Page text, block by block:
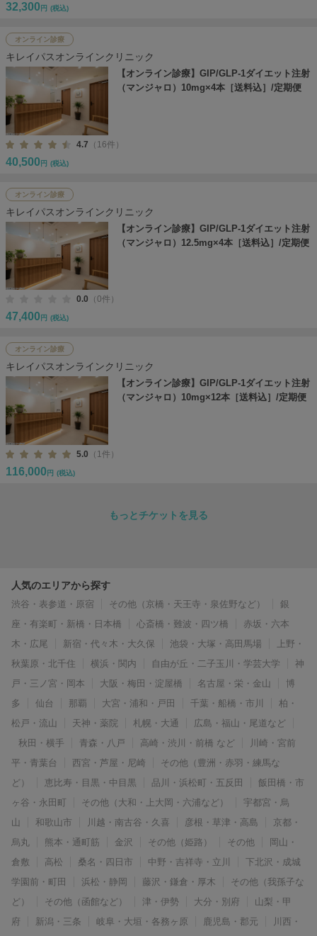
32,300 円 (税込)
オンライン診療
キレイパスオンラインクリニック
【オンライン診療】GIP/GLP-1ダイエット注射
（マンジャロ）10mg×4本［送料込］/定期便
4.7 （16件）
40,500 円 (税込)
オンライン診療
キレイパスオンラインクリニック
【オンライン診療】GIP/GLP-1ダイエット注射
（マンジャロ）12.5mg×4本［送料込］/定期便
0.0 （0件）
47,400 円 (税込)
オンライン診療
キレイパスオンラインクリニック
【オンライン診療】GIP/GLP-1ダイエット注射
（マンジャロ）10mg×12本［送料込］/定期便
5.0 （1件）
116,000 円 (税込)
もっとチケットを見る
人気のエリアから探す
渋谷・表参道・原宿 その他（京橋・天王寺・泉佐野など）
銀
座・有楽町・新橋・日本橋
心斎橋・難波・四ツ橋
赤坂・六本
木・広尾
新宿・代々木・大久保 池袋・大塚・高田馬場
上野・
秋葉原・北千住
横浜・関内 自由が丘・二子玉川・学芸大学
神
戸・三ノ宮・岡本
大阪・梅田・淀屋橋 名古屋・栄・金山
博
多
仙台 那覇 大宮・浦和・戸田 千葉・船橋・市川
柏・
松戸・流山
天神・薬院 札幌・大通
広島・福山・尾道など
秋田・横手
青森・八戸 高崎・渋川・前橋 など
川崎・宮前
平・青葉台
西宮・芦屋・尼崎
その他（豊洲・赤羽・練馬な
ど）
恵比寿・目黒・中目黒 品川・浜松町・五反田
飯田橋・市
ヶ谷・永田町
その他（大和・上大岡・六浦など）
宇都宮・烏
山
和歌山市 川越・南古谷・久喜 彦根・草津・高島
京都・
烏丸
熊本・通町筋 金沢 その他（姫路） その他
岡山・
倉敷
高松 桑名・四日市 中野・吉祥寺・立川
下北沢・成城
学園前・町田
浜松・静岡 藤沢・鎌倉・厚木
その他（我孫子な
ど）
その他（函館など） 津・伊勢 大分・別府
山梨・甲
府
新潟・三条 岐阜・大垣・各務ヶ原 鹿児島・郡元
川西・